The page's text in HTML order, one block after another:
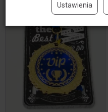
Ustawienia